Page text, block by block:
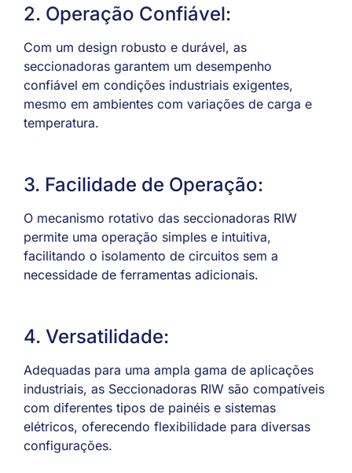
2. Operação Confiável:
Com um design robusto e durável, as
seccionadoras garantem um desempenho
confiável em condições industriais exigentes,
mesmo em ambientes com variações de carga e
temperatura.
3. Facilidade de Operação:
O mecanismo rotativo das seccionadoras RIW
permite uma operação simples e intuitiva,
facilitando o isolamento de circuitos sem a
necessidade de ferramentas adicionais.
4. Versatilidade:
Adequadas para uma ampla gama de aplicações
industriais, as Seccionadoras RIW são compatíveis
com diferentes tipos de painéis e sistemas
elétricos, oferecendo flexibilidade para diversas
configurações.